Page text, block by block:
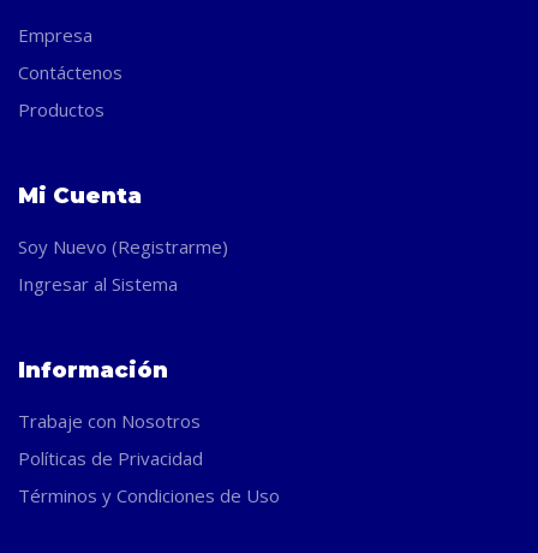
Empresa
Contáctenos
Productos
Mi Cuenta
Soy Nuevo (Registrarme)
Ingresar al Sistema
Información
Trabaje con Nosotros
Políticas de Privacidad
Términos y Condiciones de Uso